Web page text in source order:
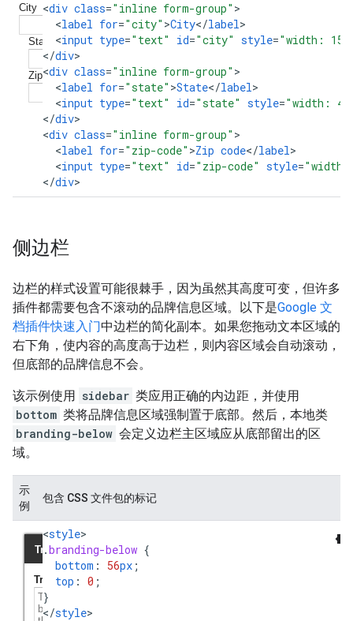
<div class="inline form-group"
<label for="city" >City</label
<input type="text" id="city" style="width:
</div>
<div class="inline form-group"
<label for="state" >State</label
<input type="text" id="state" style="width:
</div>
<div class="inline form-group"
<label for="zip-code" >Zip code</label
<input type="text" id="zip-code" style=
</div>
侧边栏
边栏的样式设置可能很棘手，因为虽然其高度可变，但许多
插件都需要包含不滚动的品牌信息区域。以下是Google 文
档插件快速入门中边栏的简化副本。如果您拖动文本区域的
右下角，使内容的高度高于边栏，则内容区域会自动滚动，
但底部的品牌信息不会。
该示例使用 sidebar 类应用正确的内边距，并使用
bottom 类将品牌信息区域强制置于底部。然后，本地类
branding-below 会定义边栏主区域应从底部留出的区
域。
示
例
包含 CSS 文件包的标记
<style
.branding-below {
bottom : 56px ;
top : 0 ;
}
</style>